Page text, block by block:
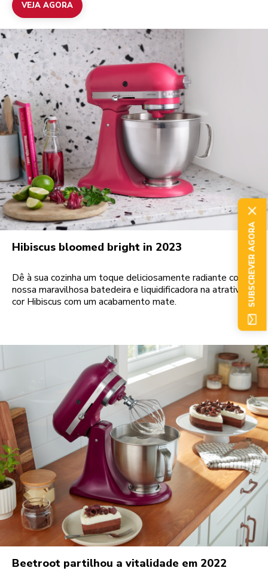
VEJA AGORA
Hibiscus bloomed bright in 2023
Dê à sua cozinha um toque deliciosamente radiante com a
nossa maravilhosa batedeira e liquidificadora na atrativa
cor Hibiscus com um acabamento mate.
Beetroot partilhou a vitalidade em 2022
SUBSCREVER AGORA